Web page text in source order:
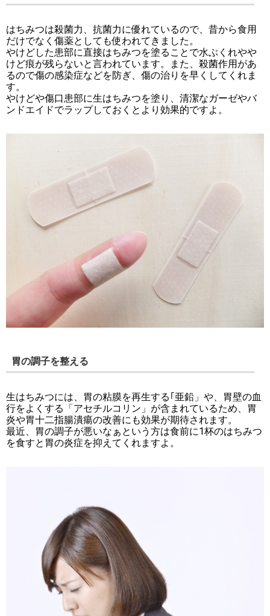
はちみつは殺菌力、抗菌力に優れているので、昔から食用
だけでなく傷薬としても使われてきました。
やけどした患部に直接はちみつを塗ることで水ぶくれやや
けど痕が残らないと言われています。また、殺菌作用があ
るので傷の感染症などを防ぎ、傷の治りを早くしてくれま
す。
やけどや傷口患部に生はちみつを塗り、清潔なガーゼやバ
ンドエイドでラップしておくとより効果的ですよ。
胃の調子を整える
生はちみつには、胃の粘膜を再生する｢亜鉛」や、胃壁の血
行をよくする「アセチルコリン」が含まれているため、胃
炎や胃十二指腸潰瘍の改善にも効果が期待されます。
最近、胃の調子が悪いなぁという方は食前に1杯のはちみつ
を食すと胃の炎症を抑えてくれますよ。